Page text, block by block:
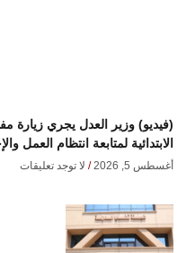
(فيديو) وزير العدل يجري زيارة
الابتدائية لمتابعة انتظام العمل
أغسطس 5, 2026 لا توجد تعليقات